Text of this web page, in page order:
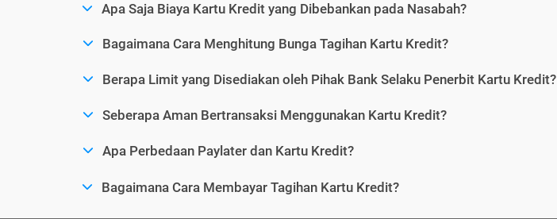
Apa Saja Biaya Kartu Kredit yang Dibebankan pada Nasabah?
Bagaimana Cara Menghitung Bunga Tagihan Kartu Kredit?
Berapa Limit yang Disediakan oleh Pihak Bank Selaku Penerbit Kartu Kredit?
Seberapa Aman Bertransaksi Menggunakan Kartu Kredit?
Apa Perbedaan Paylater dan Kartu Kredit?
Bagaimana Cara Membayar Tagihan Kartu Kredit?